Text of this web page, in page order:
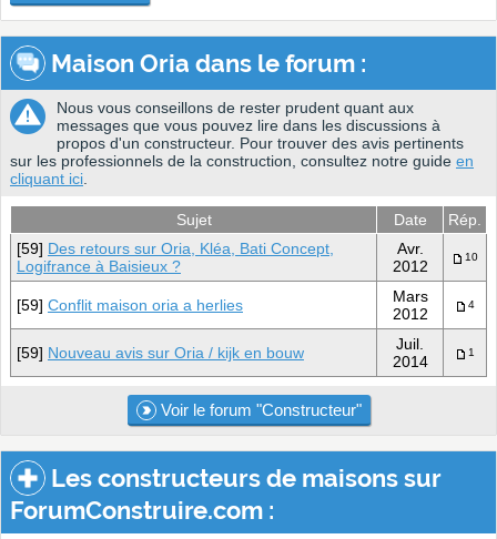
Maison Oria dans le forum :
Nous vous conseillons de rester prudent quant aux
messages que vous pouvez lire dans les discussions à
propos d'un constructeur. Pour trouver des avis pertinents
sur les professionnels de la construction, consultez notre guide en
cliquant ici
Sujet Date
Rép.
[59] Des retours sur Oria, Kléa, Bati Concept,
Logifrance à Baisieux ?
Avr.
2012
10
[59] Conflit maison oria a herlies
Mars
2012
4
[59] Nouveau avis sur Oria / kijk en bouw
Juil.
2014
1
Voir le forum "Constructeur"
Les constructeurs de maisons sur
ForumConstruire.com :